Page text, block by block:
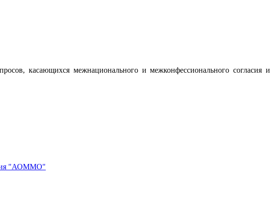
касающихся межнационального и межконфессионального согласия и
"АОММО"